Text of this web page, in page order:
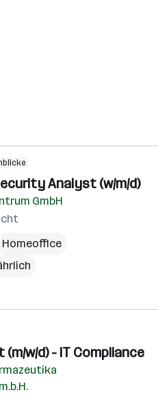
Analyst (w/m/d)
GmbH
Homeoffice
w/d) - IT Compliance